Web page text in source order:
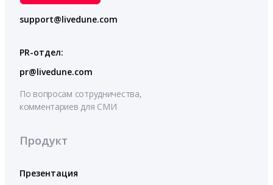
support@livedune.com
PR-отдел:
pr@livedune.com
По вопросам сотрудничества,
комментариев для СМИ
Продукт
Презентация